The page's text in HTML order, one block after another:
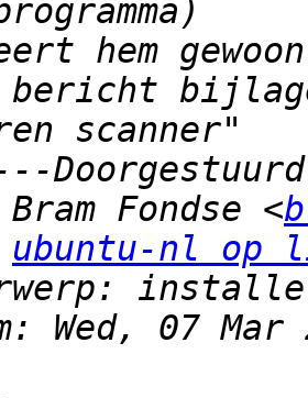
Fondse <
ubuntu-nl op